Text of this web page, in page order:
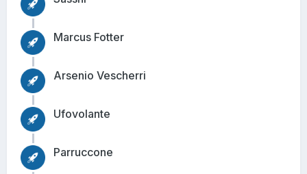
Marcus Fotter
Arsenio Vescherri
Ufovolante
Parruccone